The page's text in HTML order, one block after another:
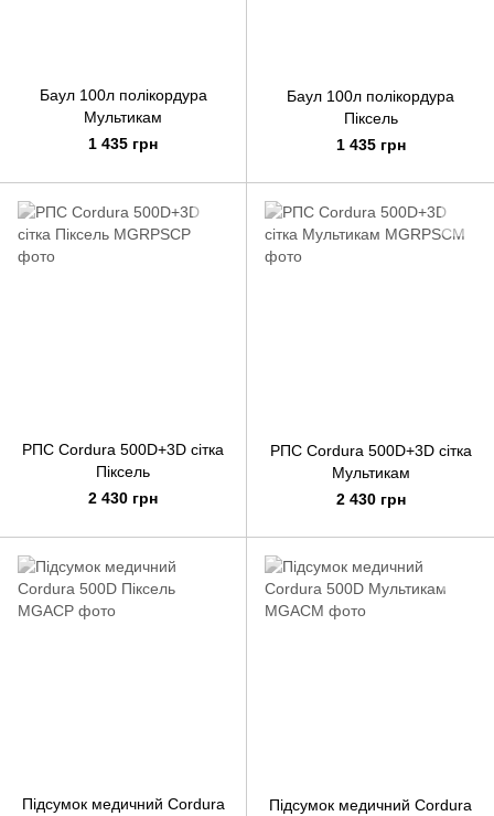
Баул 100л полікордура
Мультикам
1 435 грн
Баул 100л полікордура
Піксель
1 435 грн
РПС Cordura 500D+3D сітка
Піксель
2 430 грн
РПС Cordura 500D+3D сітка
Мультикам
2 430 грн
Підсумок медичний Cordura
Підсумок медичний Cordura